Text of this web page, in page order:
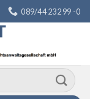
089/44 232 99 -0